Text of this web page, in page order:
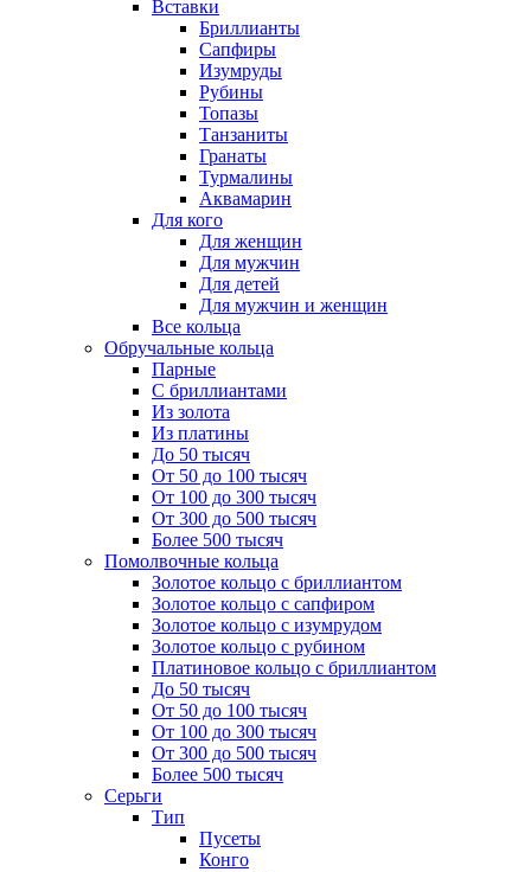
Вставки
Бриллианты
Сапфиры
Изумруды
Рубины
Топазы
Танзаниты
Гранаты
Турмалины
Аквамарин
Для кого
Для женщин
Для мужчин
Для детей
Для мужчин и женщин
Все кольца
Обручальные кольца
Парные
С бриллиантами
Из золота
Из платины
До 50 тысяч
От 50 до 100 тысяч
От 100 до 300 тысяч
От 300 до 500 тысяч
Более 500 тысяч
Помолвочные кольца
Золотое кольцо с бриллиантом
Золотое кольцо с сапфиром
Золотое кольцо с изумрудом
Золотое кольцо с рубином
Платиновое кольцо с бриллиантом
До 50 тысяч
От 50 до 100 тысяч
От 100 до 300 тысяч
От 300 до 500 тысяч
Более 500 тысяч
Серьги
Тип
Пусеты
Конго